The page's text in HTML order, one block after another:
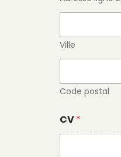
Ville
Code postal
CV*